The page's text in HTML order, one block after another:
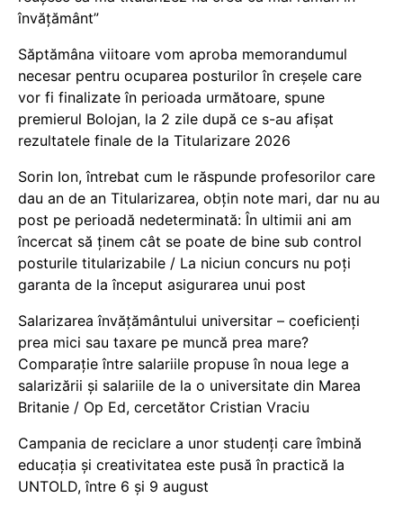
învățământ”
Săptămâna viitoare vom aproba memorandumul
necesar pentru ocuparea posturilor în creșele care
vor fi finalizate în perioada următoare, spune
premierul Bolojan, la 2 zile după ce s-au afișat
rezultatele finale de la Titularizare 2026
Sorin Ion, întrebat cum le răspunde profesorilor care
dau an de an Titularizarea, obțin note mari, dar nu au
post pe perioadă nedeterminată: În ultimii ani am
încercat să ținem cât se poate de bine sub control
posturile titularizabile / La niciun concurs nu poți
garanta de la început asigurarea unui post
Salarizarea învățământului universitar – coeficienți
prea mici sau taxare pe muncă prea mare?
Comparație între salariile propuse în noua lege a
salarizării și salariile de la o universitate din Marea
Britanie / Op Ed, cercetător Cristian Vraciu
Campania de reciclare a unor studenți care îmbină
educația și creativitatea este pusă în practică la
UNTOLD, între 6 și 9 august